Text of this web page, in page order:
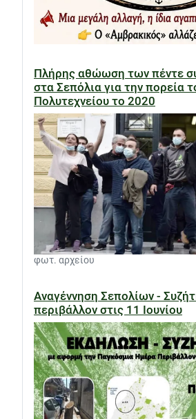
Πλήρης αθώωση των πέντε
στα Σεπόλια για την πορεία
Πολυτεχνείου το 2020
φωτ. αρχείου
Αναγέννηση Σεπολίων -
περιβάλλον στις 11 Ιουνίου